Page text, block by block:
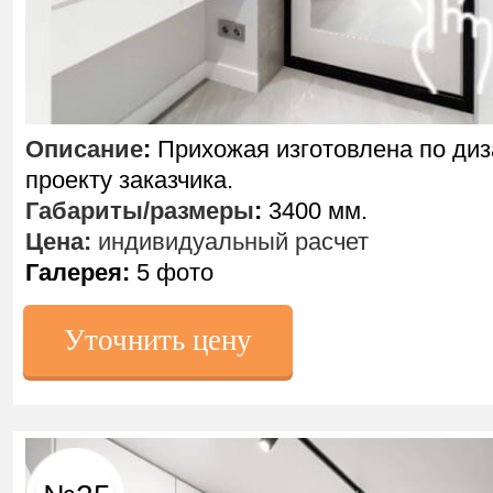
Описание: Прихожая изготовлена по
проекту заказчика.
Габариты/размеры: 3400 мм.
Цена: индивидуальный расчет
Галерея: 5 фото
Уточнить цену